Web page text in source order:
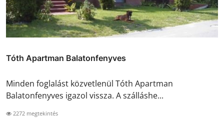
Tóth Apartman Balatonfenyves
Minden foglalást közvetlenül Tóth Apartman
Balatonfenyves igazol vissza. A szálláshe...
2272 megtekintés